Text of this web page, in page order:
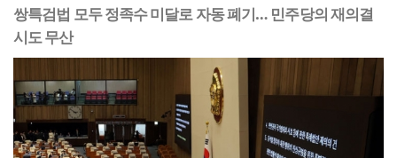
쌍특검법 모두 정족수 미달로 자동 폐기… 민주당의 재의결
시도 무산